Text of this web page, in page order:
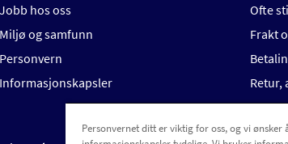
Jobb hos oss
Miljø og samfunn
Personvern
Informasjonskapsler
Ofte
Frakt
Retur,
Personvernet ditt er viktig for oss, og vi